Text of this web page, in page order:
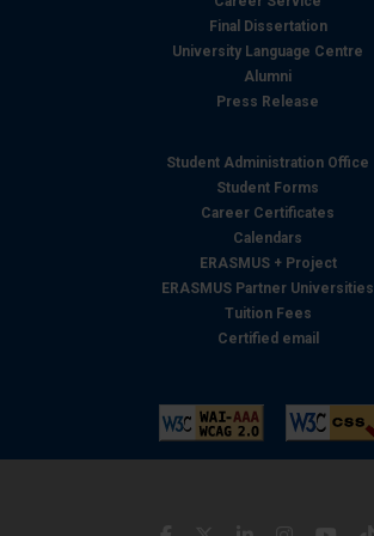
Final Dissertation
University Language Centre
Alumni
Press Release
Student Administration Office
Student Forms
Career Certificates
Calendars
ERASMUS + Project
ERASMUS Partner Universities
Tuition Fees
Certified email